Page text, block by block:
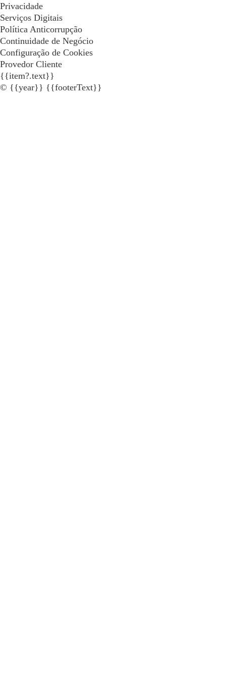
Privacidade
Serviços Digitais
Política Anticorrupção
Continuidade de Negócio
Configuração de Cookies
Provedor Cliente
{{item?.text}}
© {{year}} {{footerText}}